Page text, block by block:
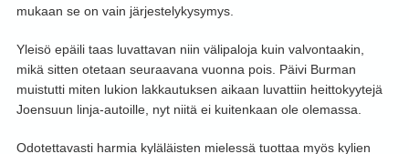
mukaan se on vain järjestelykysymys.
Yleisö epäili taas luvattavan niin välipaloja kuin valvontaakin,
mikä sitten otetaan seuraavana vuonna pois. Päivi Burman
muistutti miten lukion lakkautuksen aikaan luvattiin heittokyytejä
Joensuun linja-autoille, nyt niitä ei kuitenkaan ole olemassa.
Odotettavasti harmia kyläläisten mielessä tuottaa myös kylien